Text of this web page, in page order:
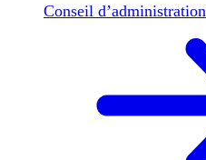
Conseil d’administration